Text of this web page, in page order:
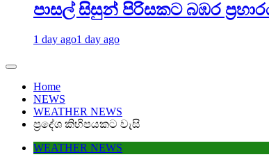
පාසල් සිසුන් පිරිසකට බඹර
1 day ago1 day ago
Home
NEWS
WEATHER NEWS
ප්‍රදේශ කිහිපයකට වැසි
WEATHER NEWS